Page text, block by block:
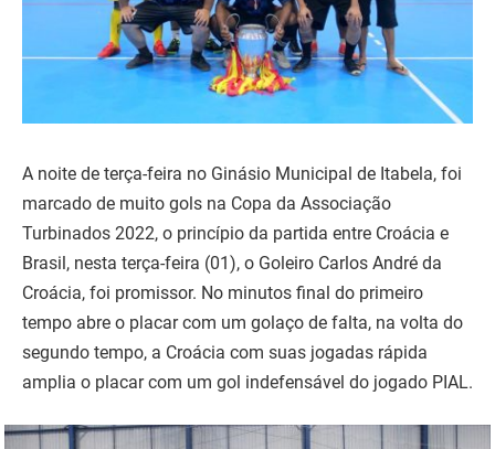
A noite de terça-feira no Ginásio Municipal de Itabela, foi
marcado de muito gols na Copa da Associação
Turbinados 2022, o princípio da partida entre Croácia e
Brasil, nesta terça-feira (01), o Goleiro Carlos André da
Croácia, foi promissor. No minutos final do primeiro
tempo abre o placar com um golaço de falta, na volta do
segundo tempo, a Croácia com suas jogadas rápida
amplia o placar com um gol indefensável do jogado PIAL.